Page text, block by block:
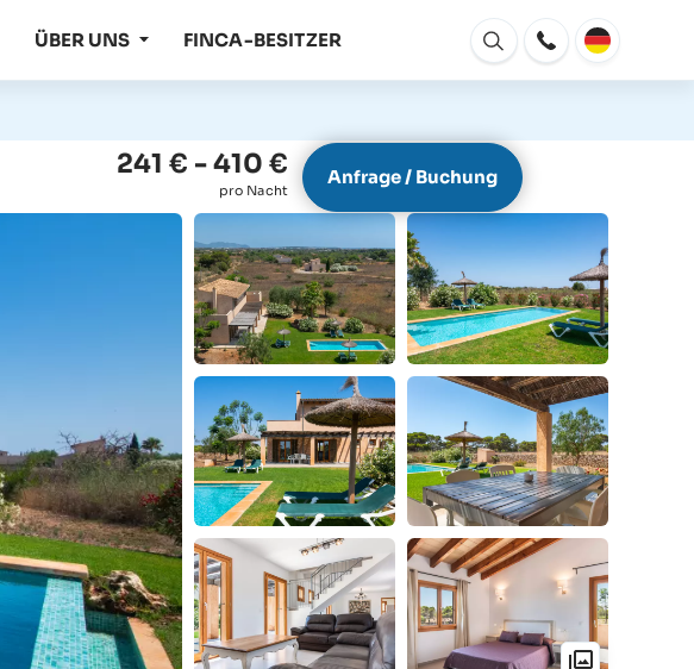
ÜBER UNS FINCA-BESITZER
Fenster
Öffnen
241 € - 410 €
pro Nacht
Anfrage / Buchung